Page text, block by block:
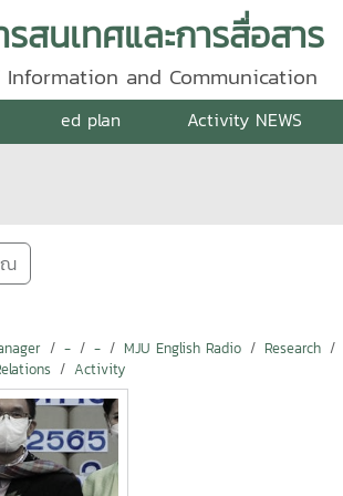
สนเทศและการสื่อสาร
Information and Communication
ed plan Activity NEWS
ณ
- - MJU English Radio Research
Activity